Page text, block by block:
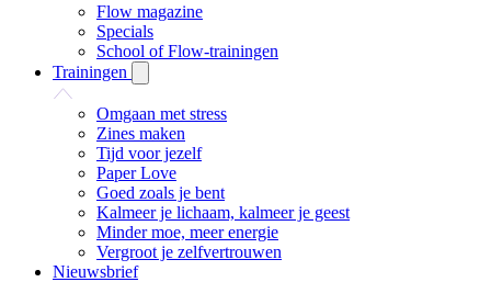
Flow magazine
Specials
School of Flow-trainingen
Trainingen
Omgaan met stress
Zines maken
Tijd voor jezelf
Paper Love
Goed zoals je bent
Kalmeer je lichaam, kalmeer je geest
Minder moe, meer energie
Vergroot je zelfvertrouwen
Nieuwsbrief